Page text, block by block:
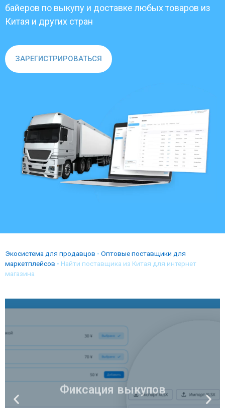
байеров по выкупу и доставке любых товаров из
Китая и других стран
ЗАРЕГИСТРИРОВАТЬСЯ
Экосистема для продавцов • Оптовые поставщики для
маркетплейсов • Найти поставщика из Китая для интернет
магазина
Фиксация выкупов
всех товарных позиции в заявках для
согласования